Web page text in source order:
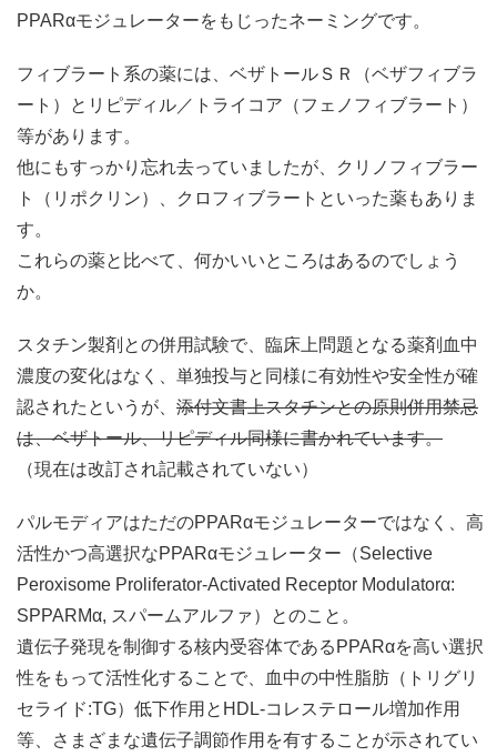
PPARαモジュレーターをもじったネーミングです。
フィブラート系の薬には、ベザトールＳＲ（ベザフィブラ
ート）とリピディル／トライコア（フェノフィブラート）
等があります。
他にもすっかり忘れ去っていましたが、クリノフィブラー
ト（リポクリン）、クロフィブラートといった薬もありま
す。
これらの薬と比べて、何かいいところはあるのでしょう
か。
スタチン製剤との併用試験で、臨床上問題となる薬剤血中
濃度の変化はなく、単独投与と同様に有効性や安全性が確
認されたというが、 添付文書上スタチンとの原則併用禁忌
は、ベザトール、リピディル同様に書かれています。
（現在は改訂され記載されていない）
パルモディアはただのPPARαモジュレーターではなく、高
活性かつ高選択なPPARαモジュレーター（Selective
Peroxisome Proliferator-Activated Receptor Modulatorα:
SPPARMα, スパームアルファ）とのこと。
遺伝子発現を制御する核内受容体であるPPARαを高い選択
性をもって活性化することで、血中の中性脂肪（トリグリ
セライド:TG）低下作用とHDL-コレステロール増加作用
等、さまざまな遺伝子調節作用を有することが示されてい